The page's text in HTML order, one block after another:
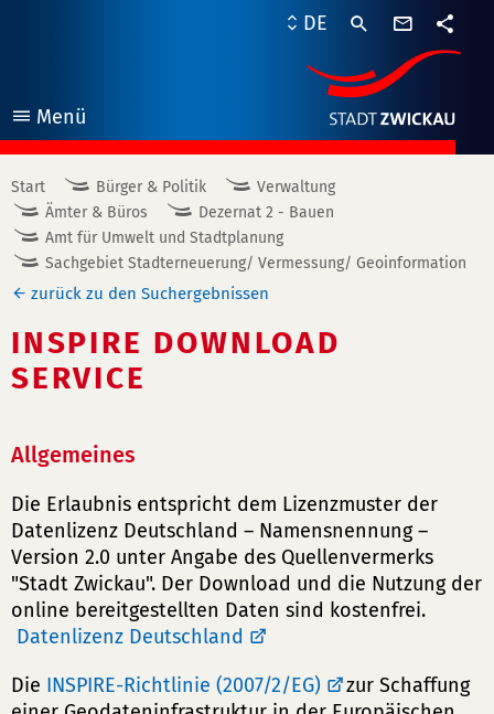
Menü
öffnen
DE
Start Bürger & Politik
Verwaltung
Ämter & Büros
Dezernat 2 - Bauen
Amt für Umwelt und Stadtplanung
Sachgebiet Stadterneuerung/ Vermessung/ Geoinformation
zurück zu den Suchergebnissen
INSPIRE DOWNLOAD
SERVICE
Allgemeines
Die Erlaubnis entspricht dem Lizenzmuster der
Datenlizenz Deutschland – Namensnennung –
Version 2.0 unter Angabe des Quellenvermerks
"Stadt Zwickau". Der Download und die Nutzung der
online bereitgestellten Daten sind kostenfrei.
Datenlizenz Deutschland
Die INSPIRE-Richtlinie (2007/2/EG)
zur Schaffung